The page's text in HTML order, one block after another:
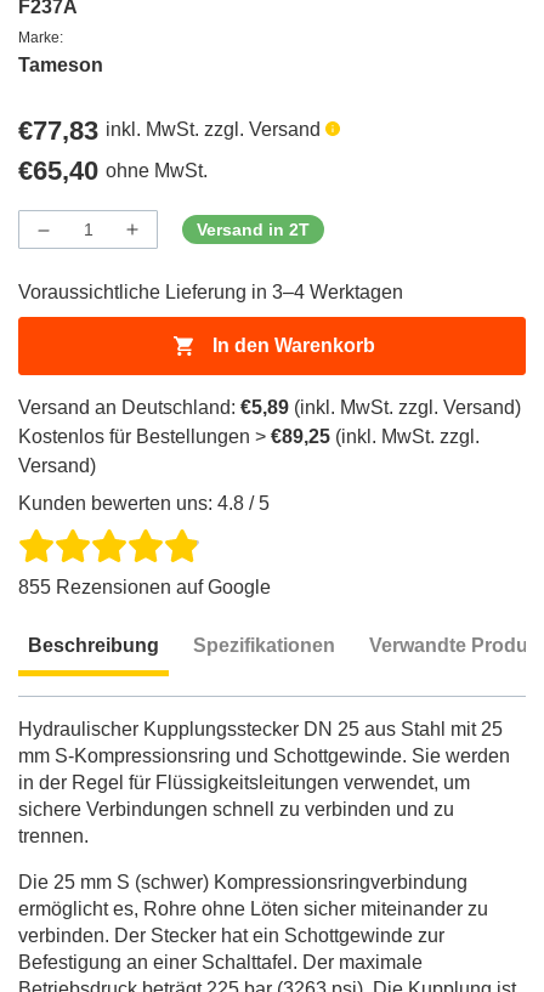
F237A
Marke:
Tameson
Regulärer
Preis
€77,83 inkl. MwSt. zzgl. Versand
Regulärer
Preis
€65,40 ohne MwSt.
Menge
Menge
verringern
ProductDrop
Menge
erhöhen
ProductDrop
Versand in 2T
Voraussichtliche Lieferung in 3–4 Werktagen
In den Warenkorb
Versand an Deutschland: €5,89 (inkl. MwSt. zzgl. Versand)
Kostenlos für Bestellungen > €89,25 (inkl. MwSt. zzgl.
Versand)
Kunden bewerten uns: 4.8 / 5
855 Rezensionen auf Google
Beschreibung Spezifikationen Verwandte
Hydraulischer Kupplungsstecker DN 25 aus Stahl mit 25
mm S-Kompressionsring und Schottgewinde. Sie werden
in der Regel für Flüssigkeitsleitungen verwendet, um
sichere Verbindungen schnell zu verbinden und zu
trennen.
Die 25 mm S (schwer) Kompressionsringverbindung
ermöglicht es, Rohre ohne Löten sicher miteinander zu
verbinden. Der Stecker hat ein Schottgewinde zur
Befestigung an einer Schalttafel. Der maximale